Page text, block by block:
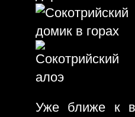
Уже ближе к